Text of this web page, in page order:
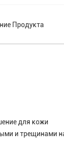
Продукта
для кожи
и трещинами